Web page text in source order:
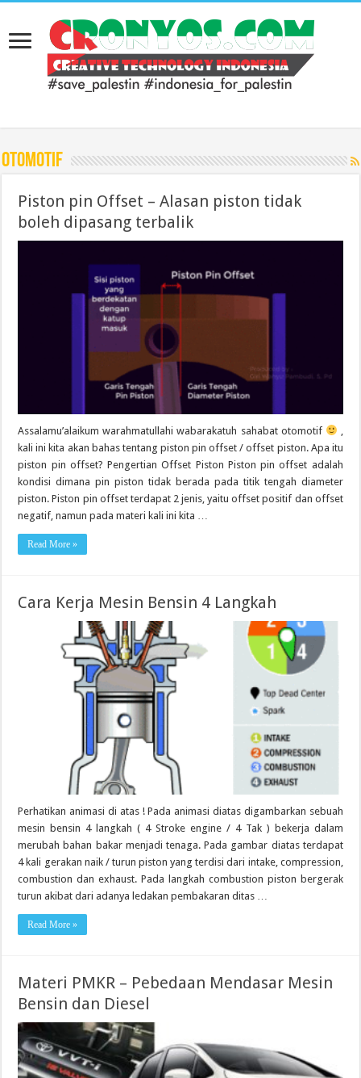
Otomotif
Piston pin Offset – Alasan piston tidak
boleh dipasang terbalik
Assalamu’alaikum warahmatullahi wabarakatuh sahabat otomotif
kali ini kita akan bahas tentang piston pin offset / offset piston. Apa itu
piston pin offset? Pengertian Offset Piston Piston pin offset adalah
kondisi dimana pin piston tidak berada pada titik tengah diameter
piston. Piston pin offset terdapat 2 jenis, yaitu offset positif dan offset
negatif, namun pada materi kali ini kita …
Read More »
Cara Kerja Mesin Bensin 4 Langkah
Perhatikan animasi di atas ! Pada animasi diatas digambarkan sebuah
mesin bensin 4 langkah ( 4 Stroke engine / 4 Tak ) bekerja dalam
merubah bahan bakar menjadi tenaga. Pada gambar diatas terdapat
4 kali gerakan naik / turun piston yang terdisi dari intake, compression,
combustion dan exhaust. Pada langkah combustion piston bergerak
turun akibat dari adanya ledakan pembakaran ditas …
Read More »
Materi PMKR – Pebedaan Mendasar Mesin
Bensin dan Diesel